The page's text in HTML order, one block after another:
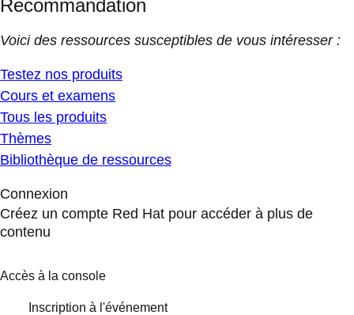
Recommandation
Voici des ressources susceptibles de vous intéresser :
Testez nos produits
Cours et examens
Tous les produits
Thèmes
Bibliothèque de ressources
Connexion
Créez un compte Red Hat pour accéder à plus de
contenu
Accès à la console
Inscription à l'événement